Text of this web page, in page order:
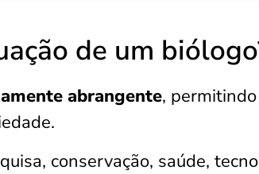
de um
abrangente,
conservação, saúde,